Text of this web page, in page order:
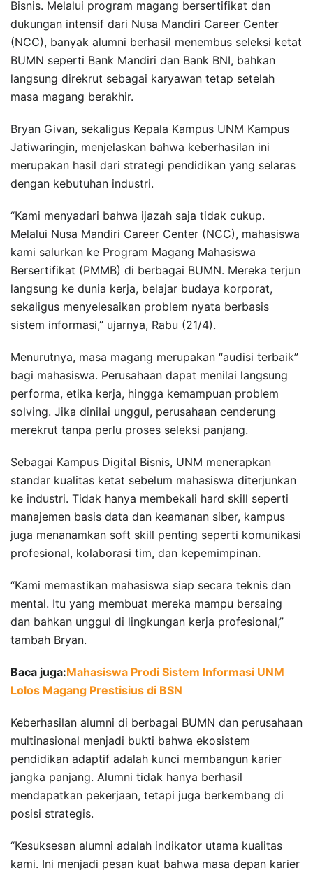
Bisnis. Melalui program magang bersertifikat dan
dukungan intensif dari Nusa Mandiri Career Center
(NCC), banyak alumni berhasil menembus seleksi ketat
BUMN seperti Bank Mandiri dan Bank BNI, bahkan
langsung direkrut sebagai karyawan tetap setelah
masa magang berakhir.
Bryan Givan, sekaligus Kepala Kampus UNM Kampus
Jatiwaringin, menjelaskan bahwa keberhasilan ini
merupakan hasil dari strategi pendidikan yang selaras
dengan kebutuhan industri.
“Kami menyadari bahwa ijazah saja tidak cukup.
Melalui Nusa Mandiri Career Center (NCC), mahasiswa
kami salurkan ke Program Magang Mahasiswa
Bersertifikat (PMMB) di berbagai BUMN. Mereka terjun
langsung ke dunia kerja, belajar budaya korporat,
sekaligus menyelesaikan problem nyata berbasis
sistem informasi,” ujarnya, Rabu (21/4).
Menurutnya, masa magang merupakan “audisi terbaik”
bagi mahasiswa. Perusahaan dapat menilai langsung
performa, etika kerja, hingga kemampuan problem
solving. Jika dinilai unggul, perusahaan cenderung
merekrut tanpa perlu proses seleksi panjang.
Sebagai Kampus Digital Bisnis, UNM menerapkan
standar kualitas ketat sebelum mahasiswa diterjunkan
ke industri. Tidak hanya membekali hard skill seperti
manajemen basis data dan keamanan siber, kampus
juga menanamkan soft skill penting seperti komunikasi
profesional, kolaborasi tim, dan kepemimpinan.
“Kami memastikan mahasiswa siap secara teknis dan
mental. Itu yang membuat mereka mampu bersaing
dan bahkan unggul di lingkungan kerja profesional,”
tambah Bryan.
Baca juga:Mahasiswa Prodi Sistem Informasi UNM
Lolos Magang Prestisius di BSN
Keberhasilan alumni di berbagai BUMN dan perusahaan
multinasional menjadi bukti bahwa ekosistem
pendidikan adaptif adalah kunci membangun karier
jangka panjang. Alumni tidak hanya berhasil
mendapatkan pekerjaan, tetapi juga berkembang di
posisi strategis.
“Kesuksesan alumni adalah indikator utama kualitas
kami. Ini menjadi pesan kuat bahwa masa depan karier